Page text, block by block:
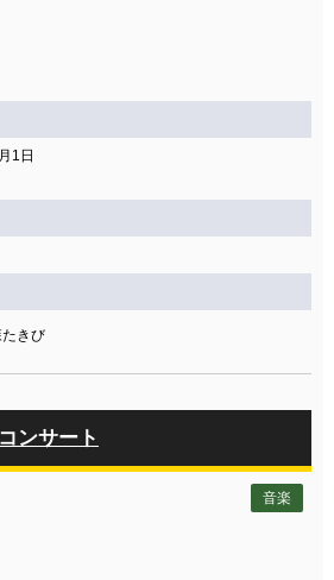
会員制度のご案内
年8月1日
きび
ンサート
音楽